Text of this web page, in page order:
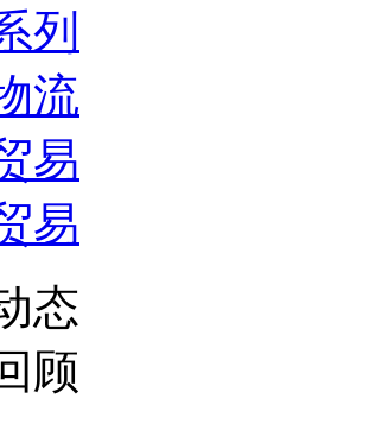
列
流
易
易
态
顾